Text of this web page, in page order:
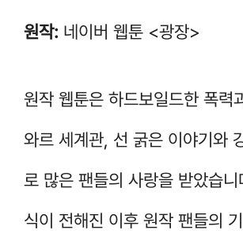
원작: 네이버 웹툰 <광장>
원작 웹툰은 하드보일드한 폭력
와르 세계관, 선 굵은 이야기와
로 많은 팬들의 사랑을 받았습
식이 전해진 이후 원작 팬들의